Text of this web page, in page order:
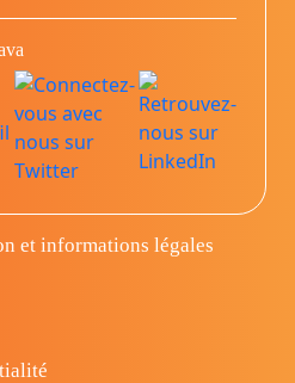
et informations légales